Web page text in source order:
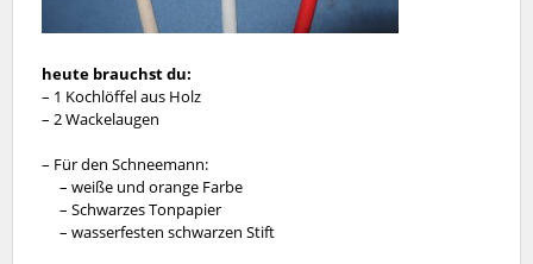
heute brauchst du:
– 1 Kochlöffel aus Holz
– 2 Wackelaugen
– Für den Schneemann:
– weiße und orange Farbe
– Schwarzes Tonpapier
– wasserfesten schwarzen Stift